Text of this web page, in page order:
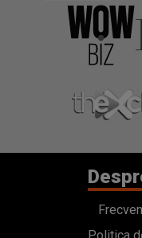
Politica